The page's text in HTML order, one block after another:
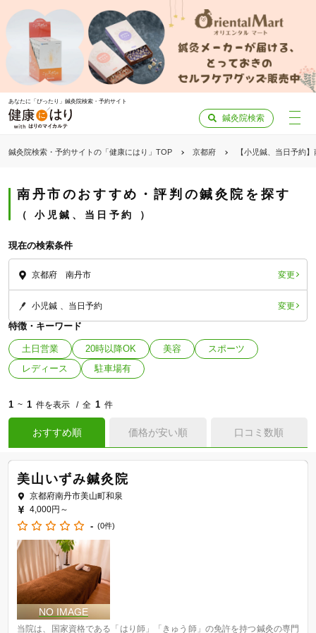
あなたに「ぴったり」鍼灸院検索・予約サイト
鍼灸院検索
鍼灸院検索・予約サイトの「健康にはり」TOP 京都府 【小児鍼、当日予約
南丹市のおすすめ・評判の鍼灸院を探す
小児鍼、当日予約
現在の検索条件
京都府 南丹市 変更
小児鍼 当日予約 変更
特徴・キーワード
土日営業 20時以降OK 美容
スポーツ
レディース
駐車場有
1 ~ 1 件を表示 全 1 件
おすすめ順 価格が安い順 口コミ数順
美山いずみ鍼灸院
京都府南丹市美山町和泉
4,000円～
- (0件)
当院は、国家資格である「はり師」「きゅう師」の免許を持つ鍼灸の専門
「健康にはりを見た」